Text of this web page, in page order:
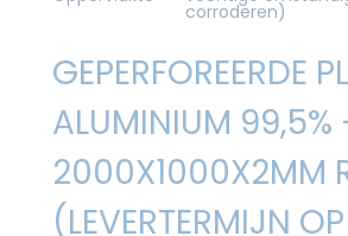
corroderen)
GEPERFOREERDE
ALUMINIUM 99,5%
2000X1000X2MM
(LEVERTERMIJN OP